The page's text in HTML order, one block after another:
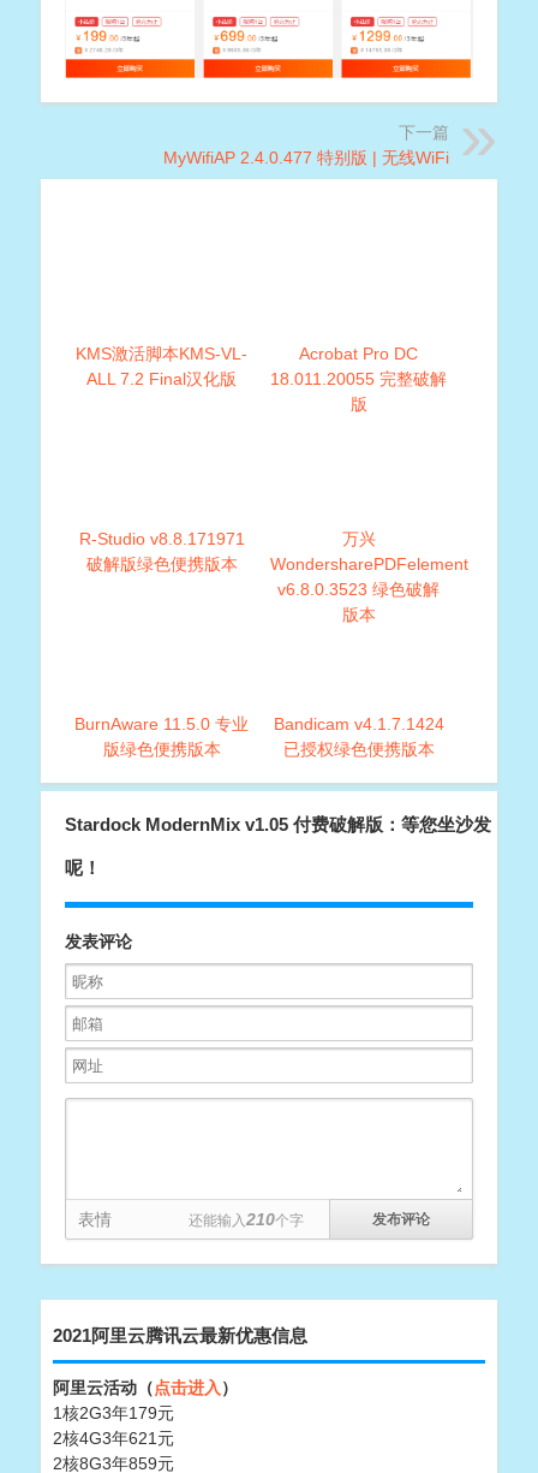
下一篇
MyWifiAP 2.4.0.477 特别版 | 无线WiFi
KMS激活脚本KMS-VL-
ALL 7.2 Final汉化版
Acrobat Pro DC
18.011.20055 完整破解
版
R-Studio v8.8.171971
破解版绿色便携版本
万兴
WondersharePDFelement
v6.8.0.3523 绿色破解
版本
BurnAware 11.5.0 专业
版绿色便携版本
Bandicam v4.1.7.1424
已授权绿色便携版本
Stardock ModernMix v1.05 付费破解版：等您坐沙发
呢！
发表评论
表情 还能输入210个字
2021阿里云腾讯云最新优惠信息
阿里云活动（点击进入）
1核2G3年179元
2核4G3年621元
2核8G3年859元